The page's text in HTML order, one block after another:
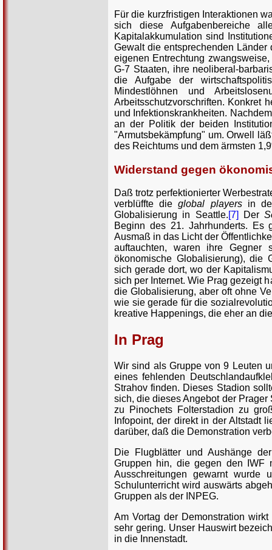
Für die kurzfristigen Interaktionen
sich diese Aufgabenbereiche
Kapitalakkumulation sind
Gewalt die entsprechenden
eigenen Entrechtung
G-7 Staaten, ihre neoliberal-
die Aufgabe der
Mindestlöhnen und
Arbeitsschutzvorschriften. Konkret
und Infektionskrankheiten.
an der Politik der beiden
"Armutsbekämpfung" um. Orwell
des Reichtums und dem ärmsten
Widerstand gegen
Daß trotz perfektionierter
verblüffte dieglobal playersin
Globalisierung in Seattle. [7] Der
Beginn des 21. Jahrhunderts.
Ausmaß in das Licht der
auftauchten, waren ihre
ökonomische Globalisierung), die
sich gerade dort, wo der
sich per Internet. Wie Prag gezeigt
die Globalisierung, aber oft ohne
wie sie gerade für die
kreative Happenings, die eher an
In Prag
Wir sind als Gruppe von 9 Leuten
eines fehlenden
Strahov finden. Dieses Stadion
sich, die dieses Angebot der
zu Pinochets Folterstadion zu
Infopoint, der direkt in der Altstadt
darüber, daß die Demonstration
Die Flugblätter und Aushänge
Gruppen hin, die gegen den IWF
Ausschreitungen gewarnt
Schulunterricht wird auswärts
Gruppen als der INPEG.
Am Vortag der Demonstration
sehr gering. Unser Hauswirt
in die Innenstadt.